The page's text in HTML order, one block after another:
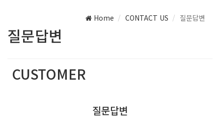
Home CONTACT US 질문답변
질문답변
CUSTOMER
질문답변